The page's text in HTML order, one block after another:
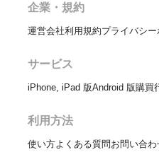
企業・規約
運営会社利用規約プライバシ
サービス
iPhone, iPad 版Android 版購買
利用方法
使い方よくある質問お問い合わ